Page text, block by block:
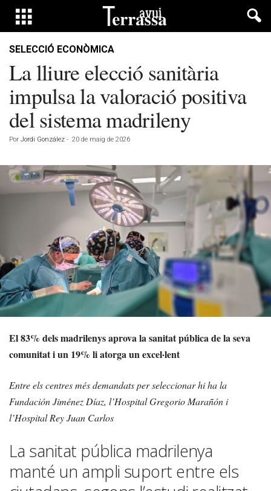
SELECCIÓ ECONÒMICA
La lliure elecció sanitària
impulsa la valoració positiva
del sistema madrileny
Por Jordi González - 20 de maig de 2026
El 83% dels madrilenys aprova la sanitat pública de la seva
comunitat i un 19% li atorga un excel·lent
Entre els centres més demandats per seleccionar hi ha la
Fundación Jiménez Díaz, l’Hospital Gregorio Marañón i
l’Hospital Rey Juan Carlos
La sanitat pública madrilenya
manté un ampli suport entre els